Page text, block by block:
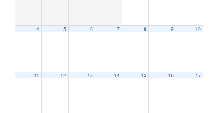
4 5 6 7 8 9 10
11 12 13 14 15 16 17